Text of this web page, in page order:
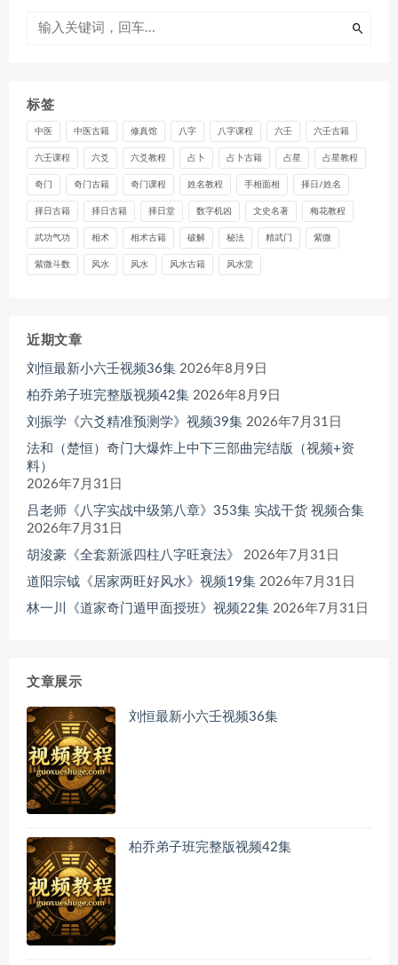
标签
中医 中医古籍 修真馆 八字 八字课程 六壬 六壬古籍
六壬课程 六爻 六爻教程 占卜 占卜古籍 占星 占星教程
奇门 奇门古籍 奇门课程 姓名教程 手相面相 择日/姓名
择日古籍 择日古籍 择日堂 数字机凶 文史名著 梅花教程
武功气功 相术 相术古籍 破解 秘法 精武门 紫微
紫微斗数 风水 风水 风水古籍 风水堂
近期文章
刘恒最新小六壬视频36集 2026年8月9日
柏乔弟子班完整版视频42集 2026年8月9日
刘振学《六爻精准预测学》视频39集 2026年7月31日
法和（楚恒）奇门大爆炸上中下三部曲完结版（视频+资
料）
2026年7月31日
吕老师《八字实战中级第八章》353集 实战干货 视频合集
2026年7月31日
胡浚豪《全套新派四柱八字旺衰法》
2026年7月31日
道阳宗钺《居家两旺好风水》视频19集 2026年7月31日
林一川《道家奇门遁甲面授班》视频22集 2026年7月31日
文章展示
刘恒最新小六壬视频36集
柏乔弟子班完整版视频42集